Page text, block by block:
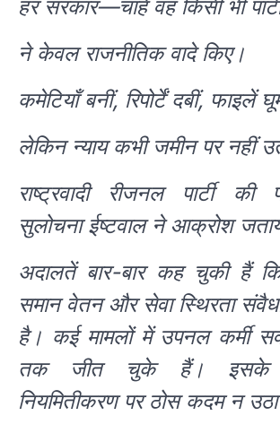
हर सरकार—चाहे वह किसी भी
ने केवल राजनीतिक वादे किए।
कमेटियाँ बनीं, रिपोर्टें दबीं, फाइलें
लेकिन न्याय कभी जमीन पर नहीं
राष्ट्रवादी रीजनल पार्टी की
सुलोचना ईष्टवाल ने आक्रोश
अदालतें बार-बार कह चुकी हैं
समान वेतन और सेवा स्थिरता
है। कई मामलों में उपनल कर्मी
तक जीत चुके हैं। इसके
नियमितीकरण पर ठोस कदम न